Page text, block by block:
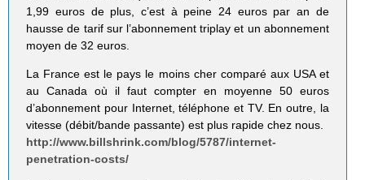
1,99 euros de plus, c’est à peine 24 euros par an de
hausse de tarif sur l’abonnement triplay et un abonnement
moyen de 32 euros.
La France est le pays le moins cher comparé aux USA et
au Canada où il faut compter en moyenne 50 euros
d’abonnement pour Internet, téléphone et TV. En outre, la
vitesse (débit/bande passante) est plus rapide chez nous.
http://www.billshrink.com/blog/5787/internet-
penetration-costs/